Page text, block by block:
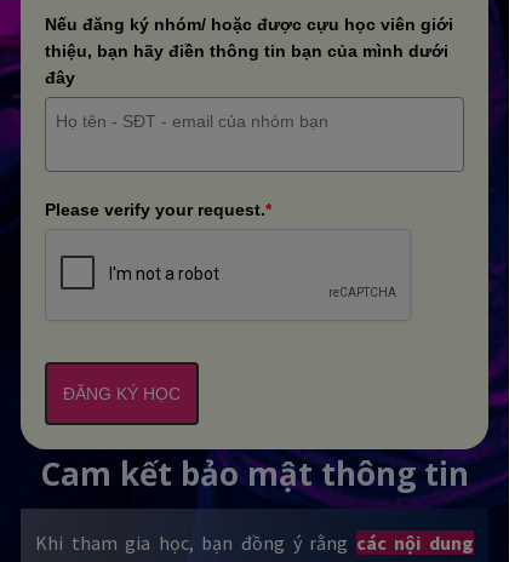
Nếu đăng ký nhóm/ hoặc được cựu học viên giới
thiệu, bạn hãy điền thông tin bạn của mình dưới
đây
Please verify your request.*
ĐĂNG KÝ HỌC
Khi tham gia học, bạn đồng ý rằng các nội dung
Cam kết bảo mật thông tin